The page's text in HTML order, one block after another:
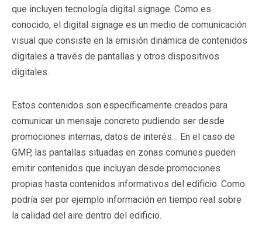
que incluyen tecnología digital signage. Como es
conocido, el digital signage es un medio de comunicación
visual que consiste en la emisión dinámica de contenidos
digitales a través de pantallas y otros dispositivos
digitales.
Estos contenidos son específicamente creados para
comunicar un mensaje concreto pudiendo ser desde
promociones internas, datos de interés… En el caso de
GMP, las pantallas situadas en zonas comunes pueden
emitir contenidos que incluyan desde promociones
propias hasta contenidos informativos del edificio. Como
podría ser por ejemplo información en tiempo real sobre
la calidad del aire dentro del edificio.